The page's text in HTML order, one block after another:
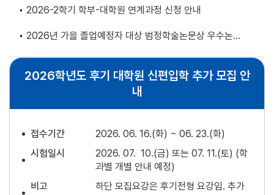
2026-2학기 학부-대학원 연계과정 신청 안내
2026년 가을 졸업예정자 대상 범정학술논문상 우수논문
2026학년도 후기 대학원 신편입학 추가 모집 안
내
접수기간
2026. 06. 16.(화) ~ 06. 23.(화)
시험일시
2026. 07. 10.(금) 또는 07. 11.(토) (학
과별 개별 안내 예정)
비고
하단 모집요강은 후기전형 요강임. 추가